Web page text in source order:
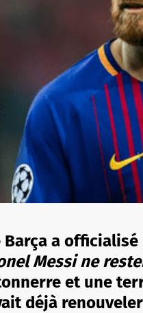
Barça a
Messi ne
et une
déjà